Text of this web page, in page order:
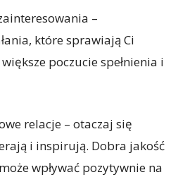
–
które sprawiają Ci
poczucie spełnienia i
relacje – otaczaj się
i inspirują. Dobra jakość
wpływać pozytywnie na